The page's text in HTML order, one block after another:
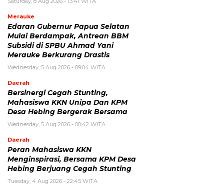
Merauke
Edaran Gubernur Papua Selatan
Mulai Berdampak, Antrean BBM
Subsidi di SPBU Ahmad Yani
Merauke Berkurang Drastis
Wednesday, 5 Aug 2026 - 09:04 WITA
Daerah
Bersinergi Cegah Stunting,
Mahasiswa KKN Unipa Dan KPM
Desa Hebing Bergerak Bersama
Wednesday, 5 Aug 2026 - 00:42 WITA
Daerah
Peran Mahasiswa KKN
Menginspirasi, Bersama KPM Desa
Hebing Berjuang Cegah Stunting
Tuesday, 4 Aug 2026 - 22:45 WITA